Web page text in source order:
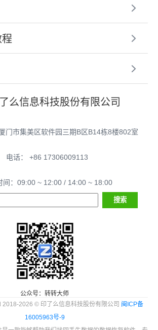
么信息科技股份有限公司
门市集美区软件园三期B区B14栋8楼802室
电话： +86 17306009113
间：09:00 ~ 12:00 / 14:00 ~ 18:00
公众号：转转大师
2026 © 印了么信息科技股份有限公司 闽ICP备
16005963号-9